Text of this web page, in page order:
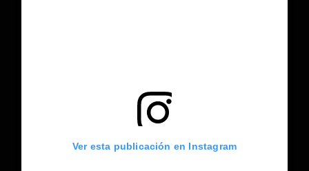
Ver esta publicación en Instagram